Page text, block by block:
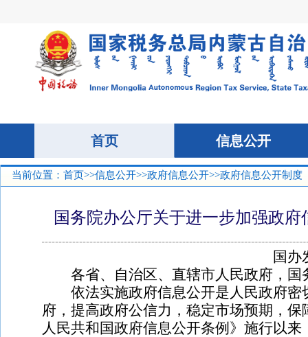
当前位置： 首页>>信息公开>>政府信息公开>>政府信息公开制度
国务院办公厅关于进一步加强政
国办
各省、自治区、直辖市人民政府，国
依法实施政府信息公开是人民政府密
府，提高政府公信力，稳定市场预期，
人民共和国政府信息公开条例》施行以